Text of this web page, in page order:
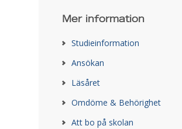
Mer information
Studieinformation
Ansökan
Läsåret
Omdöme & Behörighet
Att bo på skolan